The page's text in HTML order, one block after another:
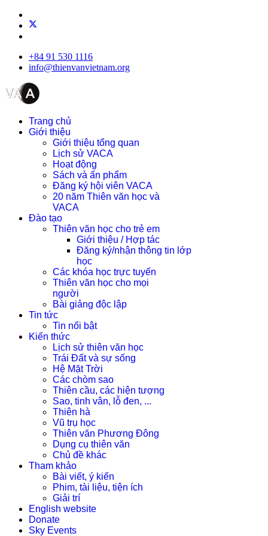
+84 91 530 1116
info@thienvanvietnam.org
Trang chủ
Giới thiệu
Giới thiệu tổng quan
Lịch sử VACA
Hoạt động
Sách và ấn phẩm
Đăng ký hội viên VACA
20 năm Thiên văn học và
VACA
Đào tạo
Thiên văn học cho trẻ em
Giới thiệu / Hợp tác
Đăng ký/nhận thông tin lớp
học
Các khóa học trực tuyến
Thiên văn học cho mọi
người
Bài giảng độc lập
Tin tức
Tin nổi bật
Kiến thức
Lịch sử thiên văn học
Trái Đất và sự sống
Hệ Mặt Trời
Các chòm sao
Thiên cầu, các hiện tượng
Sao, tinh vân, lỗ đen, ...
Thiên hà
Vũ trụ học
Thiên văn Phương Đông
Dụng cụ thiên văn
Chủ đề khác
Tham khảo
Bài viết, ý kiến
Phim, tài liệu, tiện ích
Giải trí
English website
Donate
Sky Events